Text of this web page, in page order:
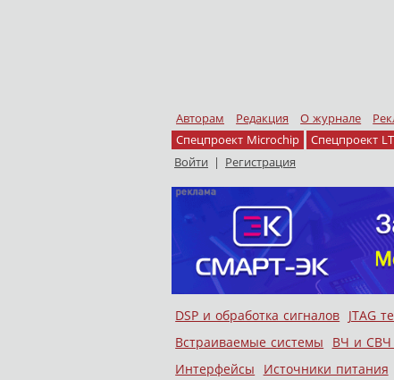
Авторам Редакция О журнале
Спецпроект Microchip
Спецпроект
Войти | Регистрация
Меню
Skip to content
DSP и обработка сигналов JTAG
Встраиваемые системы
ВЧ и СВЧ
Интерфейсы
Источники питания